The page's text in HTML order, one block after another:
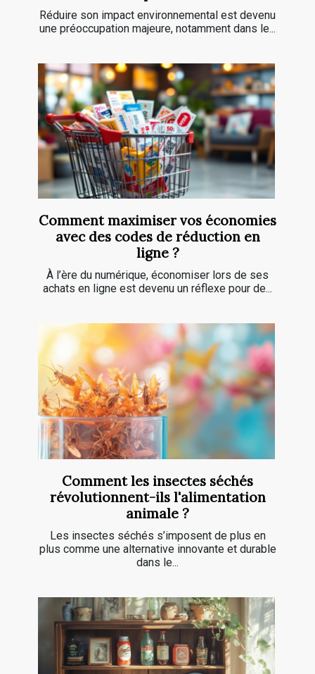
Réduire son impact environnemental est devenu
une préoccupation majeure, notamment dans le...
Comment maximiser vos économies
avec des codes de réduction en
ligne ?
À l’ère du numérique, économiser lors de ses
achats en ligne est devenu un réflexe pour de...
Comment les insectes séchés
révolutionnent-ils l'alimentation
animale ?
Les insectes séchés s’imposent de plus en
plus comme une alternative innovante et durable
dans le...